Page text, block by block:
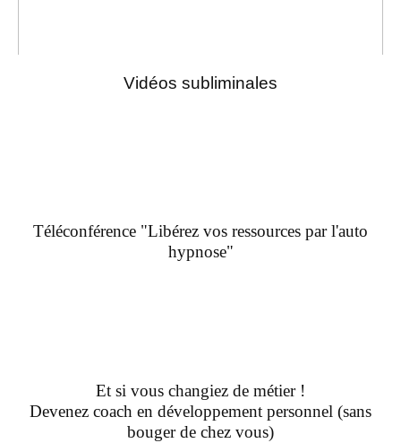
Vidéos subliminales
Téléconférence "Libérez vos ressources par l'auto
hypnose"
Et si vous changiez de métier !
Devenez coach en développement personnel (sans
bouger de chez vous)